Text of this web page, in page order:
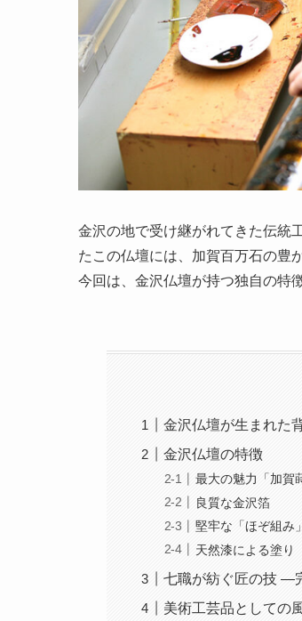
金沢の地で受け継がれてきた伝統
たこの仏壇には、加賀百万石の豊
今回は、金沢仏壇が持つ独自の特
金沢仏壇が生まれた
金沢仏壇の特徴
最大の魅力「加賀
良質な金沢箔
堅牢な「ほぞ組み
天然漆による塗り
七職が紡ぐ匠の技 ―
美術工芸品として